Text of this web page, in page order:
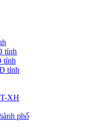
tỉnh
tỉnh
tỉnh
XH
phố